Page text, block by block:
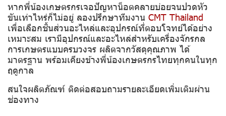
หากพี่น้องเกษตรกรเจอปัญหาน็อตคลายบ่อยจนปวดหัว
ขันเท่าไหร่ก็ไม่อยู่ ลองปรึกษาทีมงาน CMT Thailand
เพื่อเลือกชิ้นส่วนอะไหล่และอุปกรณ์ที่ตอบโจทย์ได้อย่าง
เหมาะสม เรามีอุปกรณ์และอะไหล่สำหรับเครื่องจักรกล
การเกษตรแบบครบวงจร ผลิตจากวัสดุคุณภาพ ได้
มาตรฐาน พร้อมเคียงข้างพี่น้องเกษตรกรไทยทุกคนในทุก
ฤดูกาล
สนใจผลิตภัณฑ์ ติดต่อสอบถามรายละเอียดเพิ่มเติมผ่าน
ช่องทาง